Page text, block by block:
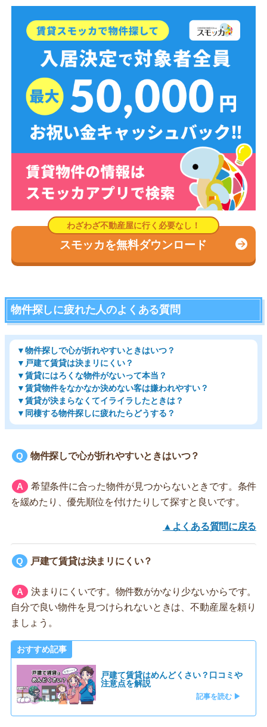
スモッカを無料ダウンロード
物件探しに疲れた人のよくある質問
▼物件探しで心が折れやすいときはいつ？
▼戸建て賃貸は決まリにくい？
▼賃貸にはろくな物件がないって本当？
▼賃貸物件をなかなか決めない客は嫌われやすい？
▼賃貸が決まらなくてイライラしたときは？
▼同棲する物件探しに疲れたらどうする？
物件探しで心が折れやすいときはいつ？
希望条件に合った物件が見つからないときです。条件
を緩めたり、優先順位を付けたりして探すと良いです。
▲よくある質問に戻る
戸建て賃貸は決まリにくい？
決まりにくいです。物件数がかなり少ないからです。
自分で良い物件を見つけられないときは、不動産屋を頼り
ましょう。
おすすめ記事
戸建て賃貸はめんどくさい？口コミや
注意点を解説
記事を読む ▶